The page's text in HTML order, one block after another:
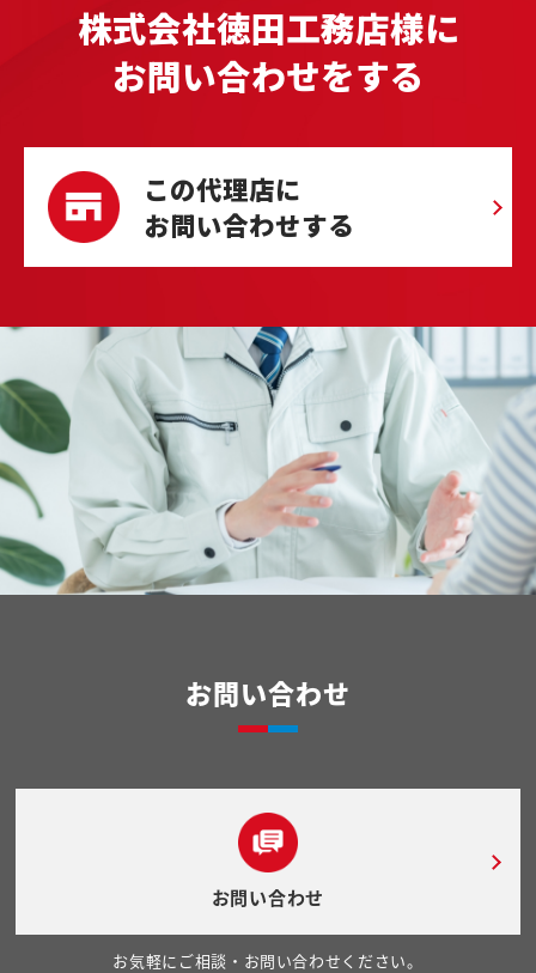
株式会社徳田工務店様に
お問い合わせをする
この代理店に
お問い合わせする
お問い合わせ
お問い合わせ
お気軽にご相談・お問い合わせください。